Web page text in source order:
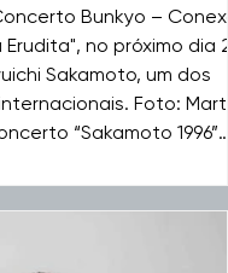
Bunkyo –
no próximo dia
Sakamoto, um dos
Foto:
“Sakamoto 1996”
e videomaker
ao vivo a mem